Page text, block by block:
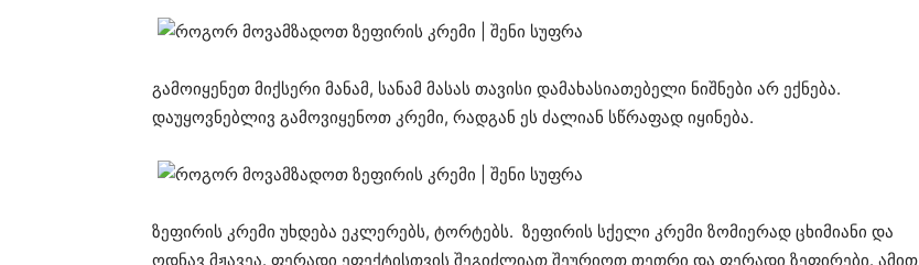
გამოიყენეთ მიქსერი მანამ, სანამ მასას თავისი დამახასიათებელი ნიშნები არ ექნება.
დაუყოვნებლივ გამოვიყენოთ კრემი, რადგან ეს ძალიან სწრაფად იყინება.
ზეფირის კრემი უხდება ეკლერებს, ტორტებს. ზეფირის სქელი კრემი ზომიერად ცხიმიანი და
ოდნავ მჟავეა. ფერადი ეფექტისთვის შეგიძლიათ შეურიოთ თეთრი და ფერადი ზეფირები. ამით